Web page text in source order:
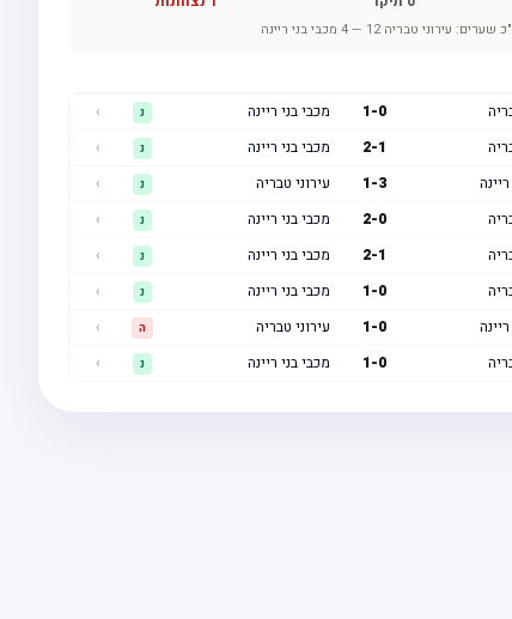
שערים: עירוני טבריה 12
—
4 מכבי בני ריינה
1-0 מכבי בני ריינה נ
›
2-1 מכבי בני ריינה נ
›
1-3 עירוני טבריה נ
›
2-0 מכבי בני ריינה נ
›
2-1 מכבי בני ריינה נ
›
1-0 מכבי בני ריינה נ
›
1-0 עירוני טבריה ה
›
1-0 מכבי בני ריינה נ ›